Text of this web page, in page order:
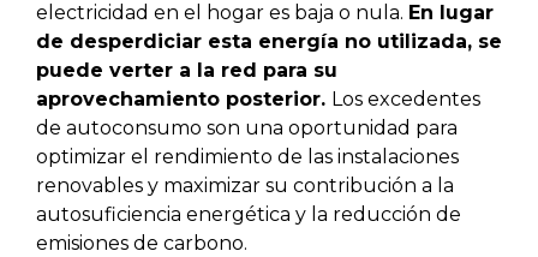
electricidad en el hogar es baja o nula. En lugar
de desperdiciar esta energía no utilizada, se
puede verter a la red para su
aprovechamiento posterior. Los excedentes
de autoconsumo son una oportunidad para
optimizar el rendimiento de las instalaciones
renovables y maximizar su contribución a la
autosuficiencia energética y la reducción de
emisiones de carbono.